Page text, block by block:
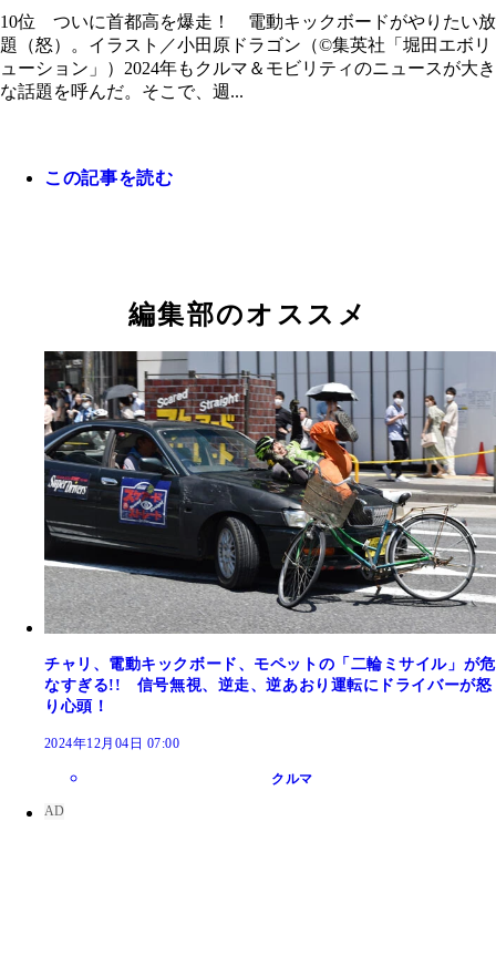
10位 ついに首都高を爆走！ 電動キックボード
たい放題（怒）。イラスト／小田原ドラゴン（©集
BYDのCMに起用された女優の長澤まさみ
ダの軽スーパーハイトワゴン。左からN‐BOX、
ョイ、N‐BOXカスタム
ム」
10位 ついに首都高を爆走！ 電動キックボードがやりたい放
題（怒）。イラスト／小田原ドラゴン（©集英社「堀田エボリ
ューション」）2024年もクルマ＆モビリティのニュースが大き
な話題を呼んだ。そこで、週...
この記事を読む
編集部のオススメ
チャリ、電動キックボード、モペットの「二輪ミサイル」が危
なすぎる!! 信号無視、逆走、逆あおり運転にドライバーが怒
り心頭！
2024年12月04日 07:00
クルマ